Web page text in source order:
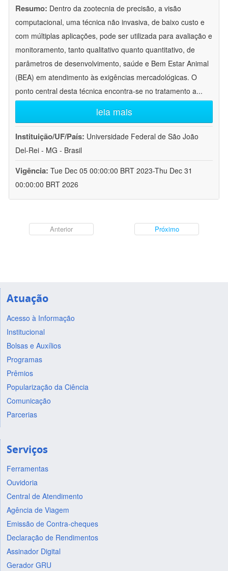
Resumo: Dentro da zootecnia de precisão, a visão
computacional, uma técnica não invasiva, de baixo custo e
com múltiplas aplicações, pode ser utilizada para avaliação e
monitoramento, tanto qualitativo quanto quantitativo, de
parâmetros de desenvolvimento, saúde e Bem Estar Animal
(BEA) em atendimento às exigências mercadológicas. O
ponto central desta técnica encontra-se no tratamento a...
leia mais
Instituição/UF/País: Universidade Federal de São João
Del-Rei - MG - Brasil
Vigência: Tue Dec 05 00:00:00 BRT 2023-Thu Dec 31
00:00:00 BRT 2026
Anterior Próximo
Atuação
Acesso à Informação
Institucional
Bolsas e Auxílios
Programas
Prêmios
Popularização da Ciência
Comunicação
Parcerias
Serviços
Ferramentas
Ouvidoria
Central de Atendimento
Agência de Viagem
Emissão de Contra-cheques
Declaração de Rendimentos
Assinador Digital
Gerador GRU